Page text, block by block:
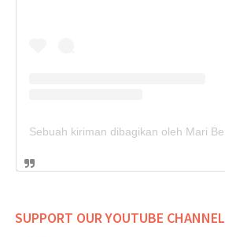
SUPPORT OUR YOUTUBE CHANNEL